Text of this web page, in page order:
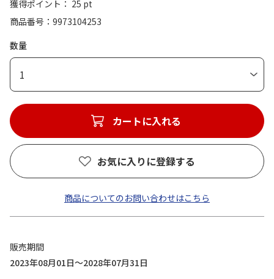
獲得ポイント： 25 pt
商品番号
9973104253
数量
1
カートに入れる
お気に入りに登録する
商品についてのお問い合わせはこちら
販売期間
2023年08月01日～2028年07月31日